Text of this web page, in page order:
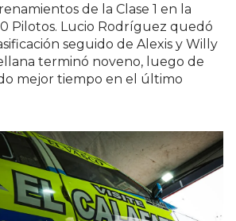
de la Clase 1 en la
Pilotos. Lucio Rodríguez quedó
seguido de Alexis y Willy
terminó noveno, luego de
mejor tiempo en el último